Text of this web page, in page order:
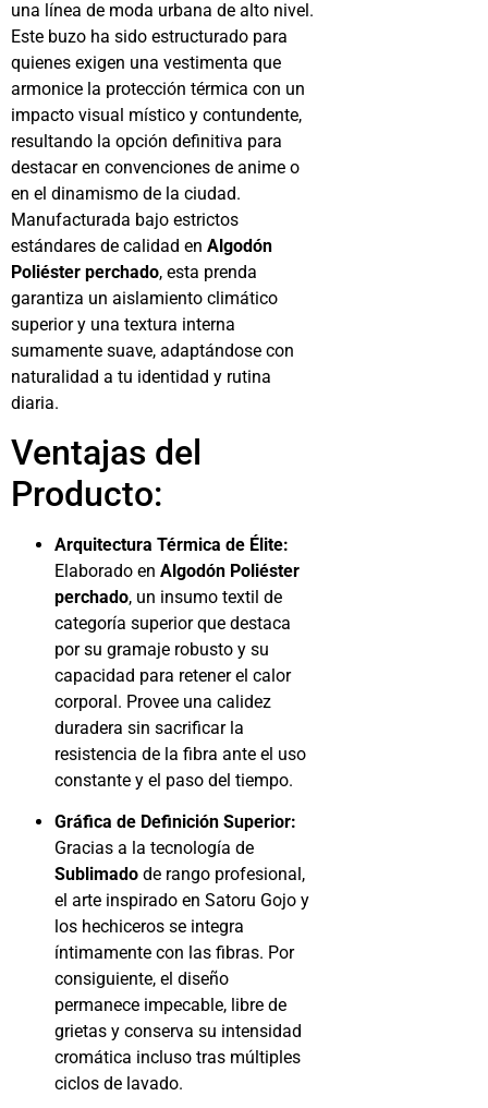
una línea de moda urbana de alto nivel.
Este buzo ha sido estructurado para
quienes exigen una vestimenta que
armonice la protección térmica con un
impacto visual místico y contundente,
resultando la opción definitiva para
destacar en convenciones de anime o
en el dinamismo de la ciudad.
Manufacturada bajo estrictos
estándares de calidad en Algodón
Poliéster perchado, esta prenda
garantiza un aislamiento climático
superior y una textura interna
sumamente suave, adaptándose con
naturalidad a tu identidad y rutina
diaria.
Ventajas del
Producto:
Arquitectura Térmica de Élite:
Elaborado en Algodón Poliéster
perchado, un insumo textil de
categoría superior que destaca
por su gramaje robusto y su
capacidad para retener el calor
corporal. Provee una calidez
duradera sin sacrificar la
resistencia de la fibra ante el uso
constante y el paso del tiempo.
Gráfica de Definición Superior:
Gracias a la tecnología de
Sublimado de rango profesional,
el arte inspirado en Satoru Gojo y
los hechiceros se integra
íntimamente con las fibras. Por
consiguiente, el diseño
permanece impecable, libre de
grietas y conserva su intensidad
cromática incluso tras múltiples
ciclos de lavado.